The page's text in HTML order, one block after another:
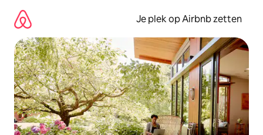
direct
naar
inhoud
Je plek op Airbnb zetten